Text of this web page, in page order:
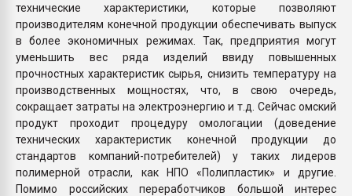
технические характеристики, которые позволяют
производителям конечной продукции обеспечивать выпуск
в более экономичных режимах. Так, предприятия могут
уменьшить вес ряда изделий ввиду повышенных
прочностных характеристик сырья, снизить температуру на
производственных мощностях, что, в свою очередь,
сокращает затраты на электроэнергию и т.д. Сейчас омский
продукт проходит процедуру омологации (доведение
технических характеристик конечной продукции до
стандартов компаний-потребителей) у таких лидеров
полимерной отрасли, как НПО «Полипластик» и другие.
Помимо российских переработчиков большой интерес